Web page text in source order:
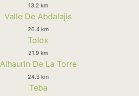
13.2 km
Valle De Abdalajis
26.4 km
Tolox
21.9 km
Alhaurin De La Torre
24.3 km
Teba